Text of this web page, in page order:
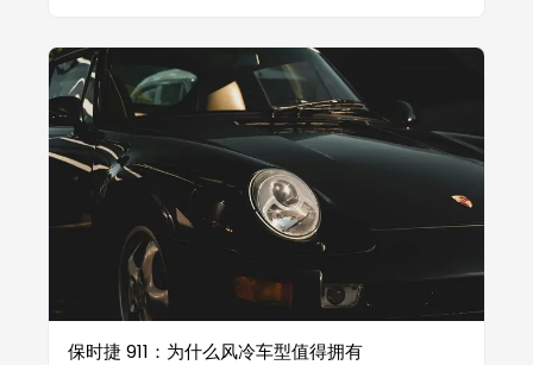
保时捷 911：为什么风冷车型值得拥有